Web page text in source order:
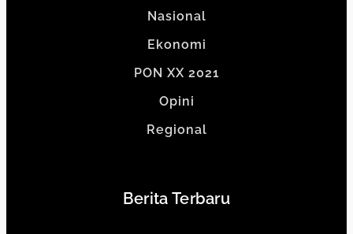
Nasional
Ekonomi
PON XX 2021
Opini
Regional
Berita Terbaru